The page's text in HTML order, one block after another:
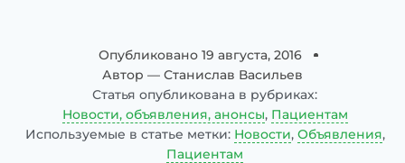
Опубликовано 19 августа, 2016
Автор — Станислав Васильев
Статья опубликована в рубриках:
Новости, объявления, анонсы, Пациентам
Используемые в статье метки: Новости, Объявления,
Пациентам